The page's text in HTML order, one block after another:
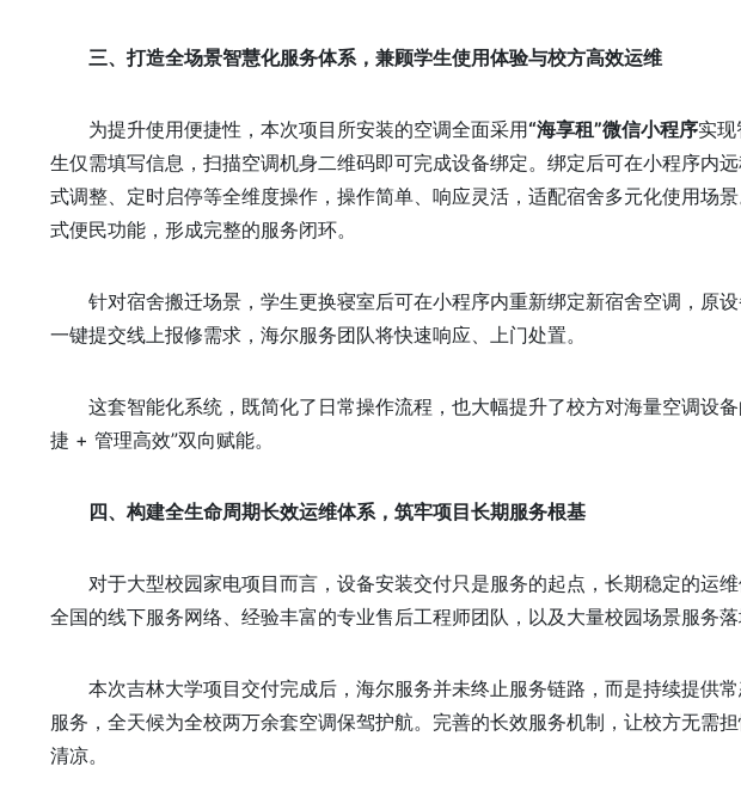
三、打造全场景智慧化服务体系，兼顾学生使用体验与校方高效运维
为提升使用便捷性，本次项目所安装的空调全面采用“海享租”微信小程序实
生仅需填写信息，扫描空调机身二维码即可完成设备绑定。绑定后可在小程序内
式调整、定时启停等全维度操作，操作简单、响应灵活，适配宿舍多元化使用场
式便民功能，形成完整的服务闭环。
针对宿舍搬迁场景，学生更换寝室后可在小程序内重新绑定新宿舍空调，原
一键提交线上报修需求，海尔服务团队将快速响应、上门处置。
这套智能化系统，既简化了日常操作流程，也大幅提升了校方对海量空调设
捷 + 管理高效”双向赋能。
四、构建全生命周期长效运维体系，筑牢项目长期服务根基
对于大型校园家电项目而言，设备安装交付只是服务的起点，长期稳定的运
全国的线下服务网络、经验丰富的专业售后工程师团队，以及大量校园场景服务
本次吉林大学项目交付完成后，海尔服务并未终止服务链路，而是持续提供
服务，全天候为全校两万余套空调保驾护航。完善的长效服务机制，让校方无需
清凉。